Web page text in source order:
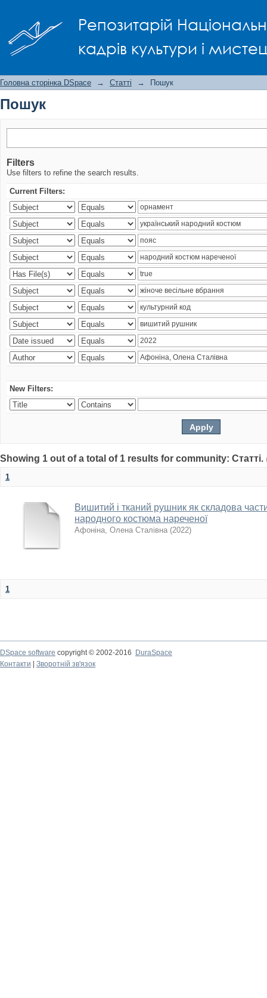
Репозитарій
кадрів культури і
Головна сторінка DSpace → Статті → Пошук
Пошук
Filters
Use filters to refine the search results.
Current Filters:
New Filters:
Showing 1 out of a total of 1 results for community: Статті.
1
Вишитий і тканий рушник як складова
народного костюма нареченої
Афоніна, Олена Сталівна (2022)
1
DSpace software copyright © 2002-2016
DuraSpace
Контакти
Зворотній зв'язок